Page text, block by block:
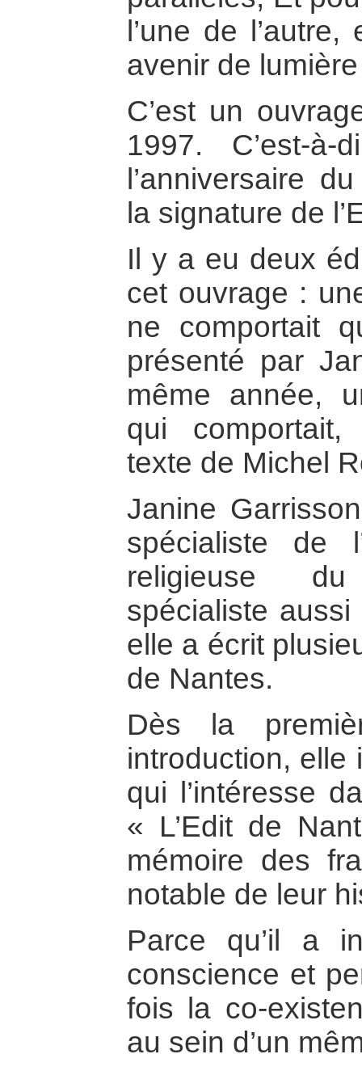
l’une de
avenir de
C’est un
1997. C’est-
l’anniversaire
la signature de
Il y a eu deux
cet ouvrage :
ne comportait
présenté par
même année,
qui
texte de Michel
Janine
spécialiste de
religieuse
spécialiste
elle a écrit
de Nantes.
Dès la
introduction, elle
qui l’intéresse
« L’Edit de
mémoire des
notable de leur
Parce qu’il a
conscience et
fois la co-
au sein d’un